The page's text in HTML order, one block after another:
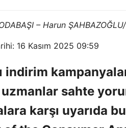
– Harun
16 Kasım 2025 09:59
indirim
sahte
karşı uyarıda